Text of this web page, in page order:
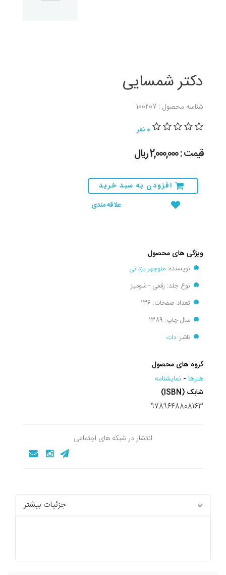
دکتر شمسایی
شناسه محصول : 100207
0 نفر
قیمت : 2,000,000 ريال
افزودن به سبد خرید
علاقه مندی
ویژگی های محصول
نویسنده: منوچهر یزدانی
نوع جلد: رقعی - شومیز
تعداد صفحات: 136
سال چاپ: 1389
ناشر: دات
گروه های محصول
هنرها - نمايشنامه
شابک (ISBN)
9789648808163
انتشار در شبکه های اجتماعی
جزئیات بیشتر